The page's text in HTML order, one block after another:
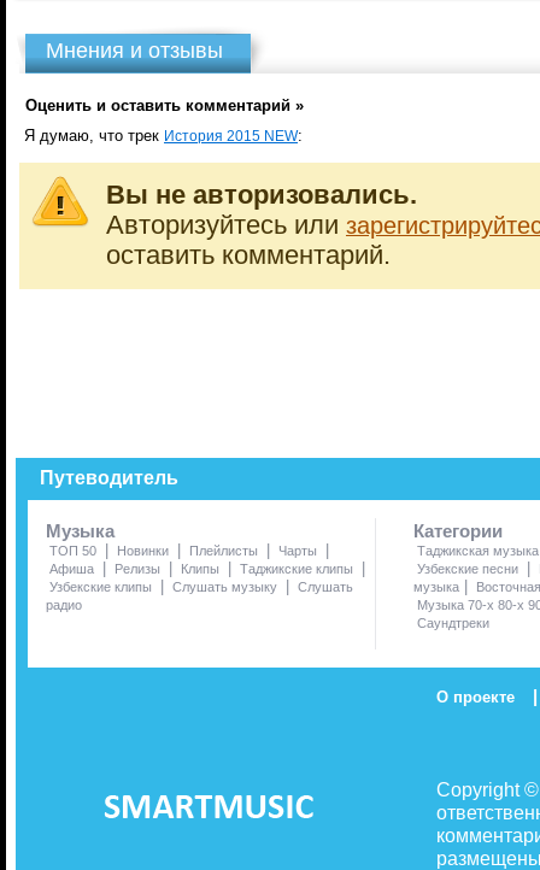
Мнения и отзывы
Оценить и оставить комментарий »
Я думаю, что трек История 2015 NEW:
Вы не авторизовались.
Авторизуйтесь или
оставить комментарий.
Путеводитель
Музыка
ТОП 50 | Новинки | Плейлисты | Чарты |
Афиша | Релизы | Клипы | Таджикские клипы |
Узбекские клипы | Слушать музыку | Слушать
радио
Категории
Таджикская музыка
Узбекские песни
|
музыка |
Музыка 70-х 80-х
Саундтреки
О проекте |
Copyright
размещены